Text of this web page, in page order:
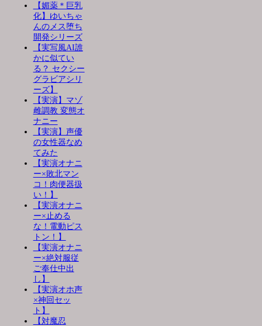
【媚薬＊巨乳
化】ゆいちゃ
んのメス堕ち
開発シリーズ
【実写風AI誰
かに似てい
る？ セクシー
グラビアシリ
ーズ】
【実演】マゾ
雌調教 変態オ
ナニー
【実演】声優
の女性器なめ
てみた
【実演オナニ
ー×敗北マン
コ！肉便器扱
い！】
【実演オナニ
ー×止める
な！電動ピス
トン！】
【実演オナニ
ー×絶対服従
ご奉仕中出
し】
【実演オホ声
×神回セッ
ト】
【対魔忍